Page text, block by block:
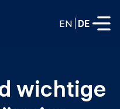
EN DE
wichtige